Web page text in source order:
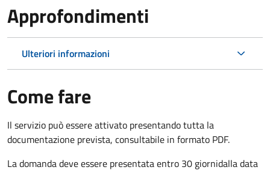
Approfondimenti
Ulteriori informazioni
Come fare
Il servizio può essere attivato presentando tutta la
documentazione prevista, consultabile in formato PDF.
La domanda deve essere presentata entro 30 giornidalla data